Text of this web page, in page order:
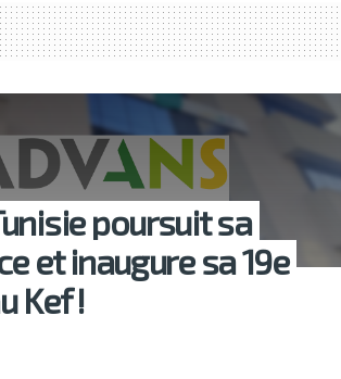
poursuit sa
et inaugure sa 19e
Kef !